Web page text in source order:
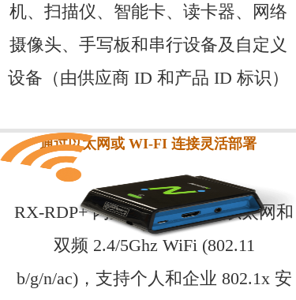
机、扫描仪、智能卡、读卡器、网络
摄像头、手写板和串行设备及自定义
设备（由供应商 ID 和产品 ID 标识）
RX-RDP+ 内置 10/100/1000 以太网和
双频 2.4/5Ghz WiFi (802.11
b/g/n/ac)，支持个人和企业 802.1x 安
通过以太网或 WI-FI 连接灵活部署